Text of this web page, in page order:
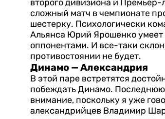
второго дивизиона и
сложный матч в чемпионате
шестерку. Психологически
Альянса Юрий Ярошенко умеет
оппонентами. И все-таки
противостоянии не будет.
Динамо — Александрия
В этой паре встретятся
побеждать Динамо. Последнюю
внимание, поскольку я уже
александрийцев Владимир